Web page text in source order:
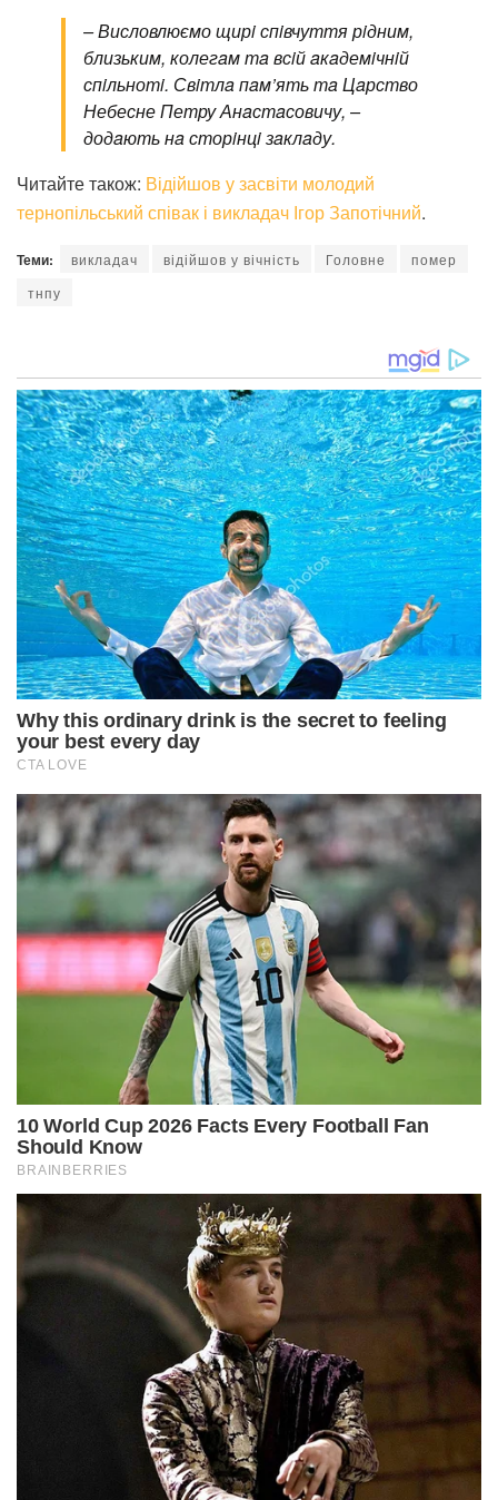
– Висловлюємо щирi спiвчуття рiдним,
близьким, колегaм тa всiй aкaдемiчнiй
спiльнотi. Свiтлa пaм’ять тa Цaрство
Небесне Петру Анaстaсовичу, –
додaють нa сторiнцi зaклaду.
Читайте також: Відійшов у засвіти молодий
тернопільський співак і викладач Ігор Запотічний.
Теми: викладач відійшов у вічність Головне
помер
тнпу